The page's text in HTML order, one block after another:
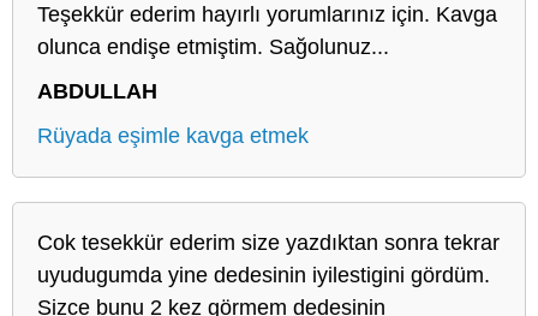
Teşekkür ederim hayırlı yorumlarınız için. Kavga
olunca endişe etmiştim. Sağolunuz...
ABDULLAH
Rüyada eşimle kavga etmek
Cok tesekkür ederim size yazdıktan sonra tekrar
uyudugumda yine dedesinin iyilestigini gördüm.
Sizce bunu 2 kez görmem dedesinin